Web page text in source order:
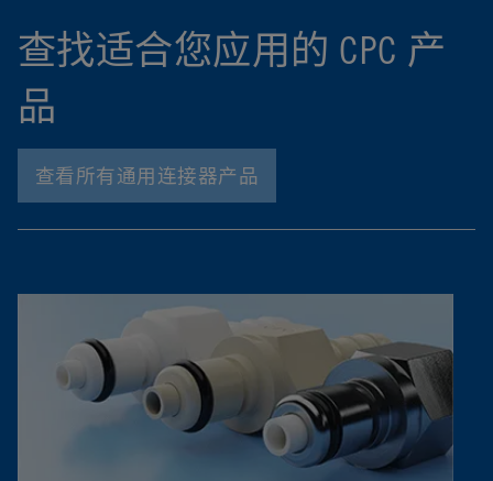
查找适合您应用的 CPC 产
品
查看所有通用连接器产品